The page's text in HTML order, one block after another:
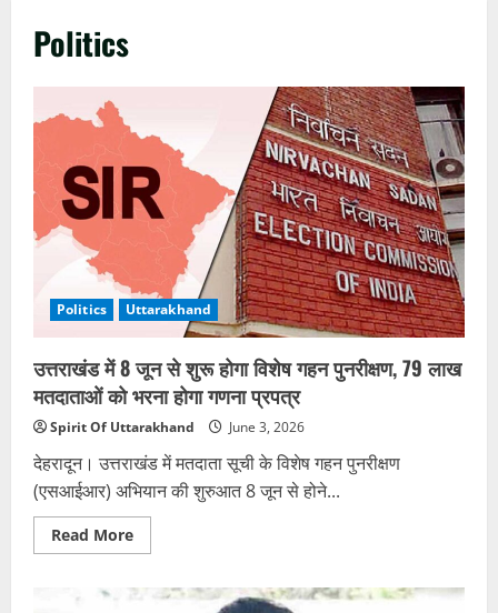
Politics
Politics Uttarakhand
उत्तराखंड में 8 जून से शुरू होगा विशेष गहन पुनरीक्षण, 79 लाख
मतदाताओं को भरना होगा गणना प्रपत्र
Spirit Of Uttarakhand June 3, 2026
देहरादून। उत्तराखंड में मतदाता सूची के विशेष गहन पुनरीक्षण
(एसआईआर) अभियान की शुरुआत 8 जून से होने...
Read MoreRead
more
में